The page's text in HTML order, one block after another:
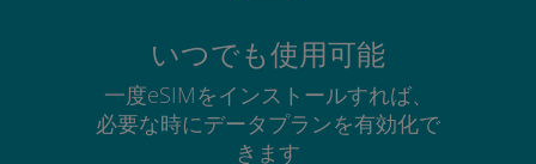
いつでも使用可能
一度eSIMをインストールすれば、
必要な時にデータプランを有効化で
きます